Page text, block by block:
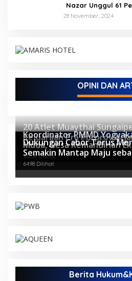
Nazar Unggul 61
Hanya 39 Persen
28 November, 2024
OPINI DAN
Berita
20 Atlet Muaythai
Kejuaraan Pra Porprov di
11073 Dilihat
Koordinator PMMD
Muda, Gesa Kemandirian
Desa
10208 Dilihat
Dukungan Cabor Terus
Semakin Mantap Maju
KONI
6498 Dilihat
Berita